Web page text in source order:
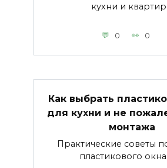
кухни и
0 0
Как выбрать
для кухни и не
монтажа
Практические советы
пластикового